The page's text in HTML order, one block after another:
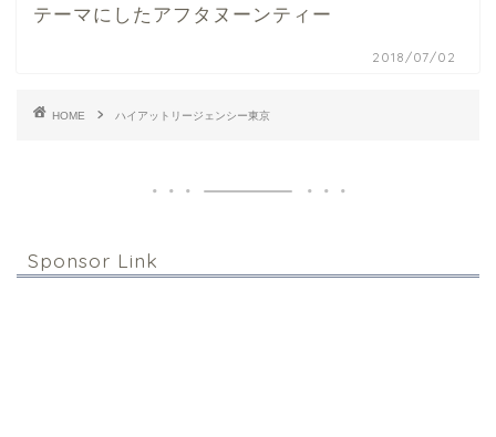
テーマにしたアフタヌーンティー
2018/07/02
HOME ハイアットリージェンシー東京
Sponsor Link